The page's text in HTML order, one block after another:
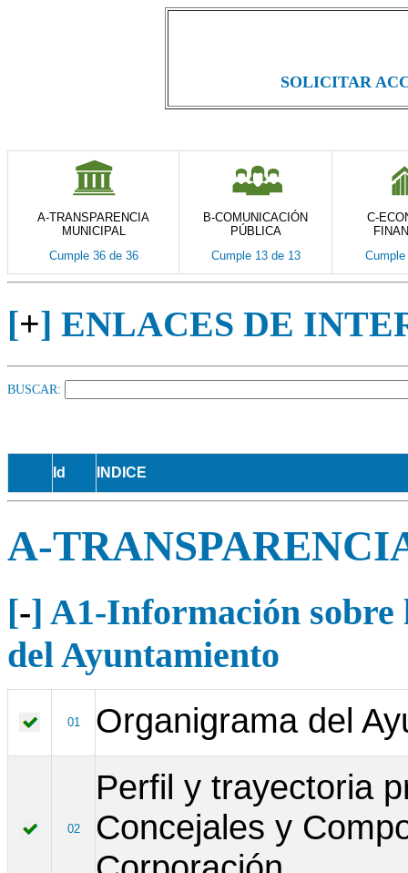
SOLICITAR
A-TRANSPARENCIA
MUNICIPAL
Cumple 36 de 36
B-COMUNICACIÓN
PÚBLICA
Cumple 13 de 13
C-
[+] ENLACES DE
BUSCAR:
Id INDICE
A-
[-] A1-Información sobre
del Ayuntamiento
01 Organigrama del
02
Perfil y trayectoria
Concejales y